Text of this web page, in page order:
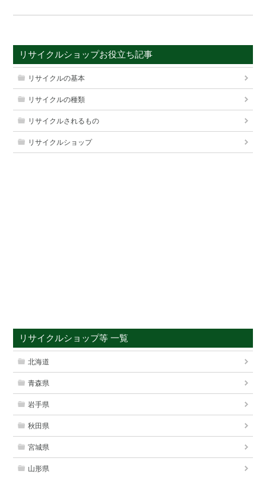
リサイクルショップお役立ち記事
リサイクルの基本
リサイクルの種類
リサイクルされるもの
リサイクルショップ
リサイクルショップ等 一覧
北海道
青森県
岩手県
秋田県
宮城県
山形県